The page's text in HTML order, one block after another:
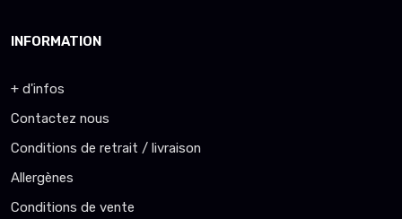
INFORMATION
+ d'infos
Contactez nous
Conditions de retrait / livraison
Allergènes
Conditions de vente